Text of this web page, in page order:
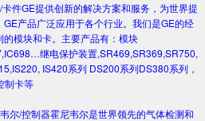
卡件GE提供创新的解决方案和服务，为世界提
产品广泛应用于各个行业。我们是GE的经
模块和卡。主要产品有：模块
继电保护装置,SR469,SR369,SR750,
IS420系列 DS200系列DS380系列，
制卡等
尔/控制器霍尼韦尔是世界领先的气体检测和